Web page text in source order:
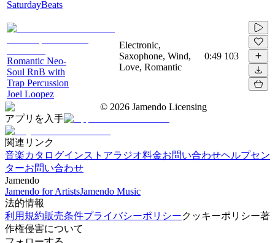
SaturdayBeats
Romantic Neo-
Soul RnB with
Trap Percussion
Joel Loopez
Electronic,
Saxophone, Wind,
Love, Romantic
0:49 103
© 2026 Jamendo Licensing
アプリを入手
関連リンク
音楽カタログインストアラジオ料金お問い合わせヘルプセン
ターお問い合わせ
Jamendo
Jamendo for ArtistsJamendo Music
法的情報
利用規約販売条件プライバシーポリシークッキーポリシー著
作権侵害について